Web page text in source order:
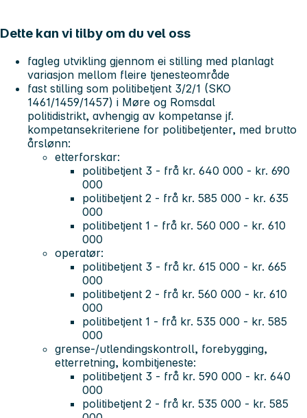
Dette kan vi tilby om du vel oss
fagleg utvikling gjennom ei stilling med planlagt
variasjon mellom fleire tjenesteområde
fast stilling som politibetjent 3/2/1 (SKO
1461/1459/1457) i Møre og Romsdal
politidistrikt, avhengig av kompetanse jf.
kompetansekriteriene for politibetjenter, med brutto
årslønn:
etterforskar:
politibetjent 3 - frå kr. 640 000 - kr. 690
000
politibetjent 2 - frå kr. 585 000 - kr. 635
000
politibetjent 1 - frå kr. 560 000 - kr. 610
000
operatør:
politibetjent 3 - frå kr. 615 000 - kr. 665
000
politibetjent 2 - frå kr. 560 000 - kr. 610
000
politibetjent 1 - frå kr. 535 000 - kr. 585
000
grense-/utlendingskontroll, forebygging,
etterretning, kombitjeneste:
politibetjent 3 - frå kr. 590 000 - kr. 640
000
politibetjent 2 - frå kr. 535 000 - kr. 585